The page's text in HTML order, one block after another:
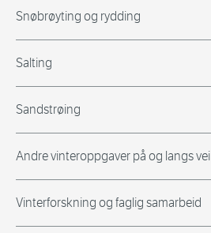
Snøbrøyting og rydding
Salting
Sandstrøing
Andre vinteroppgaver på og langs vei
Vinterforskning og faglig samarbeid